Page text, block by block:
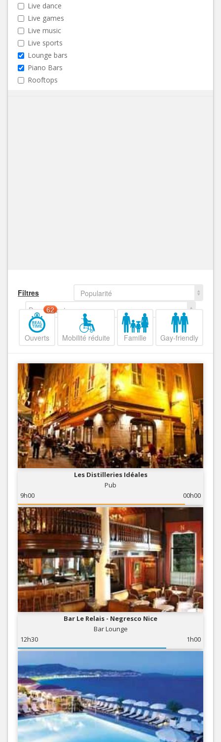
Live dance
Live games
Live music
Live sports
Lounge bars
Piano Bars
Rooftops
Filtres
Popularité
Decroissant
Ouverts
62
Mobilité réduite Famille Gay-friendly
Les Distilleries Idéales
Pub
9h00
00h00
Bar Le Relais - Negresco Nice
Bar Lounge
12h30
1h00